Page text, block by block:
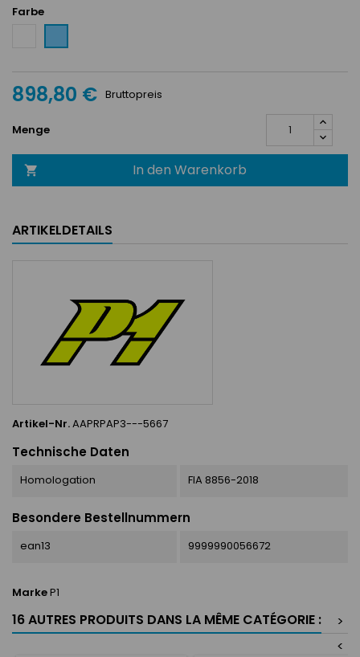
Farbe
Ciel
898,80 € Bruttopreis
Menge
 In den Warenkorb
ARTIKELDETAILS
Artikel-Nr.AAPRPAP3---5667
Technische Daten
Homologation FIA 8856-2018
Besondere Bestellnummern
ean13 9999990056672
MarkeP1
16 AUTRES PRODUITS DANS LA MÊME CATÉGORIE :
>
<